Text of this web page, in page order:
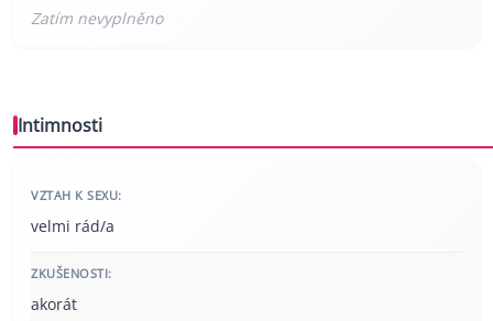
Intimnosti
VZTAH K SEXU:
velmi rád/a
ZKUŠENOSTI:
akorát